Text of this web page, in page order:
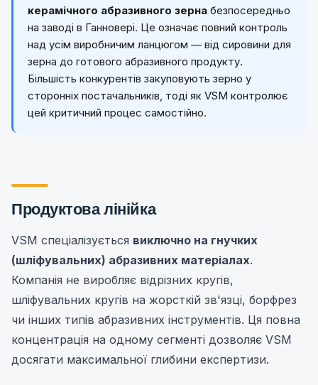
керамічного абразивного зерна безпосередньо
на заводі в Ганновері. Це означає повний контроль
над усім виробничим ланцюгом — від сировини для
зерна до готового абразивного продукту.
Більшість конкурентів закуповують зерно у
сторонніх постачальників, тоді як VSM контролює
цей критичний процес самостійно.
Продуктова лінійка
VSM спеціалізується виключно на гнучких
(шліфувальних) абразивних матеріалах.
Компанія не виробляє відрізних кругів,
шліфувальних кругів на жорсткій зв'язці, борфрез
чи інших типів абразивних інструментів. Ця повна
концентрація на одному сегменті дозволяє VSM
досягати максимальної глибини експертизи.